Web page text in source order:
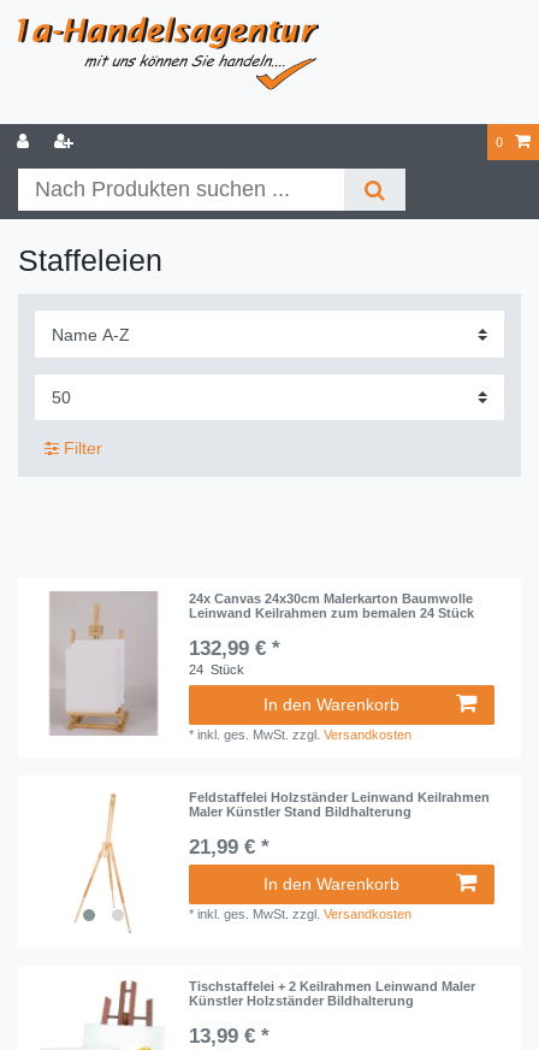
0
Staffeleien
Filter
24x Canvas 24x30cm Malerkarton Baumwolle
Leinwand Keilrahmen zum bemalen 24 Stück
132,99 € *
24 Stück
In den Warenkorb
*inkl. ges. MwSt. zzgl.Versandkosten
Feldstaffelei Holzständer Leinwand Keilrahmen
Maler Künstler Stand Bildhalterung
21,99 € *
In den Warenkorb
*inkl. ges. MwSt. zzgl.Versandkosten
Tischstaffelei + 2 Keilrahmen Leinwand Maler
Künstler Holzständer Bildhalterung
13,99 € *